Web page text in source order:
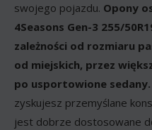
swojego pojazdu. Opony
4Seasons Gen-3 255/
zależności od rozmiaru
od miejskich, przez
po usportowione sedany.
zyskujesz przemyślane
jest dobrze dostosowane